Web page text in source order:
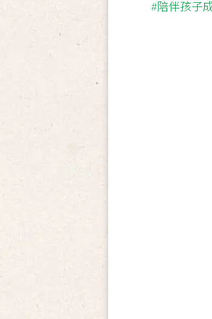
#陪伴孩子